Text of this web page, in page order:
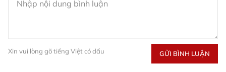
Xin vui lòng gõ tiếng Việt có dấu GỬI BÌNH LUẬN